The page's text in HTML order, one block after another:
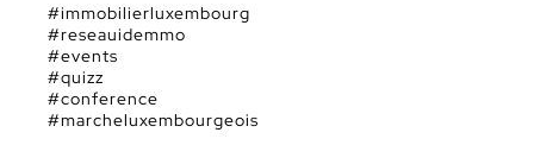
#immobilierluxembourg
#reseauidemmo
#events
#quizz
#conference
#marcheluxembourgeois